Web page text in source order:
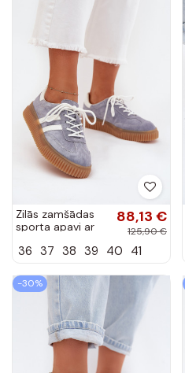
Zilās zamšādas
sporta apavi ar
turirisae
88,13 €
125,90 €
36 37 38 39 40 41
-30%